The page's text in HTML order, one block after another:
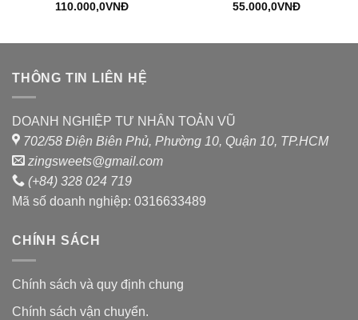
Được
0
sao
110.000,0VNĐ
Được
0
55.000,0VNĐ
THÔNG TIN LIÊN HỆ
DOANH NGHIỆP TƯ NHÂN TOẢN VŨ
702/58 Điện Biên Phủ, Phường 10, Quận 10, TP.HCM
zingsweets@gmail.com
(+84) 328 024 719
Mã số doanh nghiệp: 0316633489
CHÍNH SÁCH
Chính sách và quy định chung
Chính sách vận chuyển.